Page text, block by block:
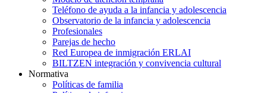
Teléfono de ayuda a la infancia y adolescencia
Observatorio de la infancia y adolescencia
Profesionales
Parejas de hecho
Red Europea de inmigración ERLAI
BILTZEN integración y convivencia cultural
Normativa
Políticas de familia